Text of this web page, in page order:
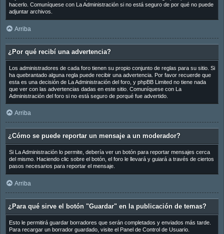
hacerlo. Comuníquese con La Administración si no está seguro de por qué no puede
adjuntar archivos.
Arriba
¿Por qué recibí una advertencia?
Los administradores de cada foro tienen su propio conjunto de reglas para su sitio. Si
ha quebrantado alguna regla puede recibir una advertencia. Por favor recuerde que
esta es una decisión de La Administración del foro, y phpBB Limited no tiene nada
que ver con las advertencias dadas en este sitio. Comuníquese con La
Administración del foro si no está seguro de porqué fue advertido.
Arriba
¿Cómo se puede reportar un mensaje a un moderador?
Si La Administración lo permite, debería ver un botón para reportar mensajes cerca
del mismo. Haciendo clic sobre el botón, el foro le llevará y guiará a través de ciertos
pasos necesarios para reportar el mensaje.
Arriba
¿Para qué sirve el botón "Guardar" en la publicación de temas?
Esto le permitirá guardar borradores que serán completados y enviados más tarde.
Para recargar un borrador guardado, visite el Panel de Control de Usuario.